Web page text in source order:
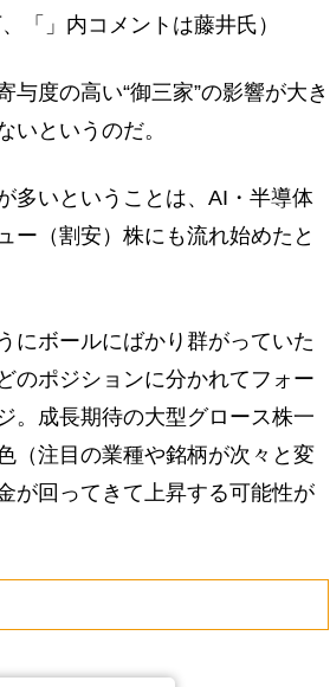
「」内コメントは藤井氏）
度の高い“御三家”の影響が大き
いというのだ。
多いということは、AI・半導体
ー（割安）株にも流れ始めたと
にボールにばかり群がっていた
のポジションに分かれてフォー
。成長期待の大型グロース株一
（注目の業種や銘柄が次々と変
が回ってきて上昇する可能性が